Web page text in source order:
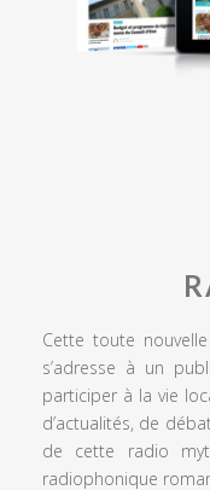
Cette toute
s’adresse à un
participer à la vie
d’actualités, de
de cette radio
radiophonique